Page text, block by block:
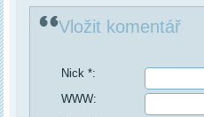
Vložit komentář
Nick *:
WWW: